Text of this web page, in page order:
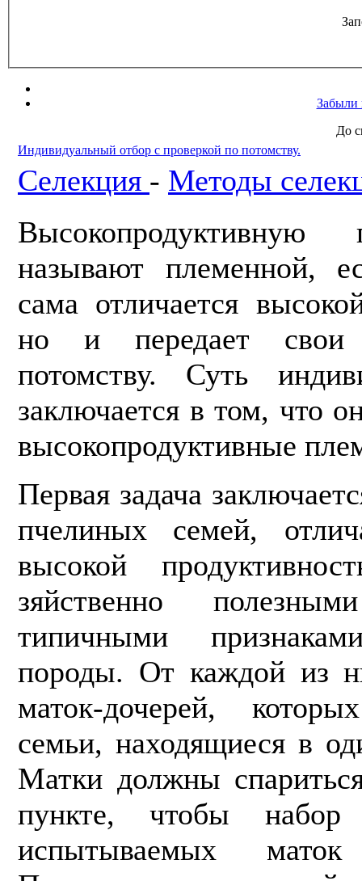
Забыли
До
Индивидуальный отбор с проверкой по потомству.
Селекция - Методы
называют племенной,
сама отличается
но и передает свои
потомству. Суть
заключается в том, что
высокопродуктивные
Первая задача
пчелиных семей,
высокой
зяйственно
типичными
породы. От каждой из
маток-дочерей,
семьи, находящиеся в
Матки должны
пункте, чтобы
испытываемых